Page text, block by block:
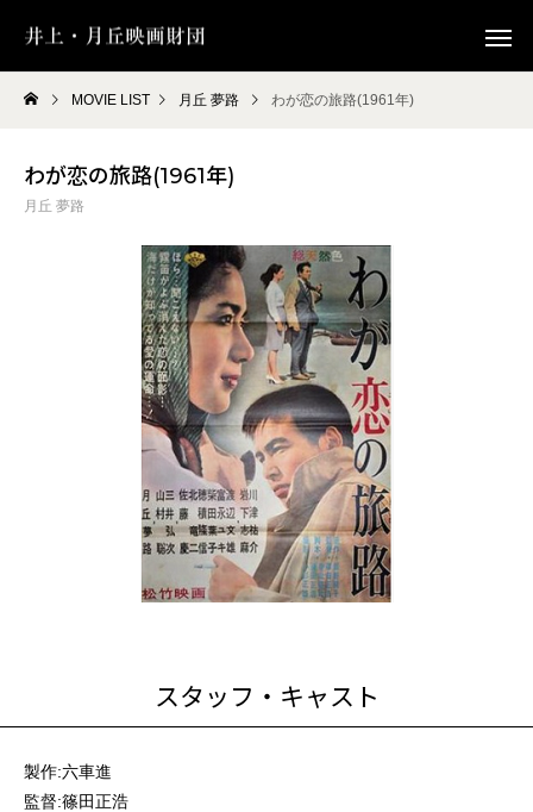
MOVIE LIST 月丘 夢路 わが恋の旅路(1961年)
わが恋の旅路(1961年)
月丘 夢路
スタッフ・キャスト
製作:六車進
監督:篠田正浩